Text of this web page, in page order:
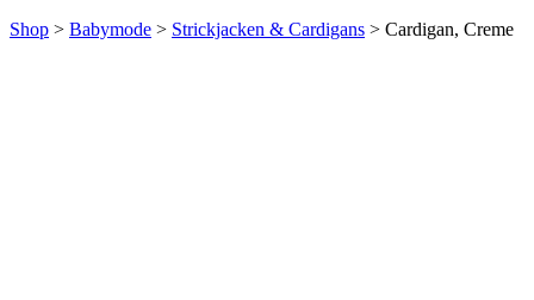
Shop > Babymode > Strickjacken & Cardigans > Cardigan, Creme